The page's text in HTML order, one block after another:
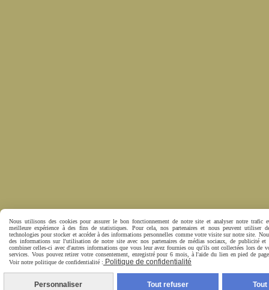
Nous utilisons des cookies pour assurer le bon fonctionnement de notre site et analyser notre trafic
meilleure expérience à des fins de statistiques. Pour cela, nos partenaires et nous peuvent utiliser
technologies pour stocker et accéder à des informations personnelles comme votre visite sur notre site.
des informations sur l'utilisation de notre site avec nos partenaires de médias sociaux, de publicité et
combiner celles-ci avec d'autres informations que vous leur avez fournies ou qu'ils ont collectées lors de
services. Vous pouvez retirer votre consentement, enregistré pour 6 mois, à l'aide du lien en pied de
Voir notre politique de confidentialité : Politique de confidentialité
Personnaliser Tout refuser